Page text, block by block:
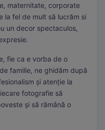
maternitate, corporate
la fel de mult să lucrăm si
un decor spectaculos,
fie ca e vorba de o
familie, ne ghidăm după
și atenție la
fotografie să
și să rămână o